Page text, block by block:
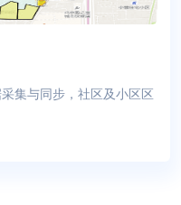
集与同步，社区及小区区